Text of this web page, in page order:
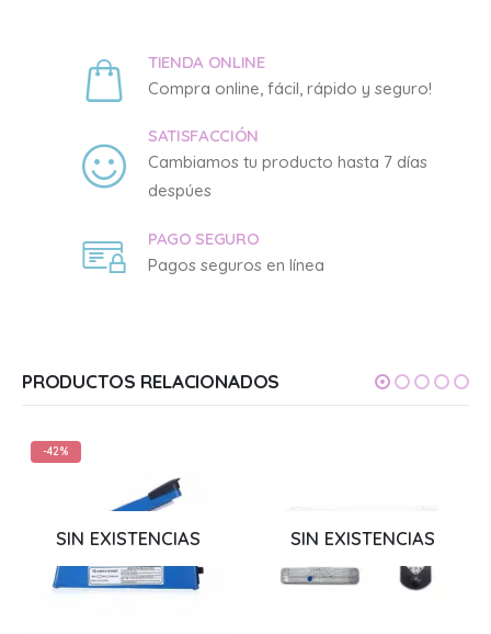
TIENDA ONLINE
Compra online, fácil, rápido y seguro!
SATISFACCIÓN
Cambiamos tu producto hasta 7 días
despúes
PAGO SEGURO
Pagos seguros en línea
PRODUCTOS RELACIONADOS
-42%
SIN EXISTENCIAS SIN EXISTENCIAS